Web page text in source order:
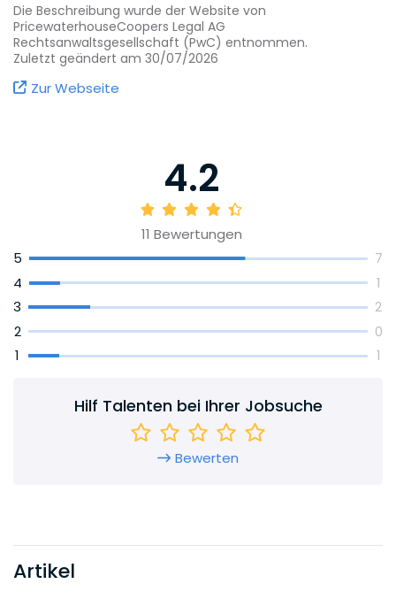
Die Beschreibung wurde der Website von
PricewaterhouseCoopers Legal AG
Rechtsanwaltsgesellschaft (PwC) entnommen.
Zuletzt geändert am 30/07/2026
Zur Webseite
4.2
11 Bewertungen
5
7
4 1
3 2
2 0
1 1
Hilf Talenten bei Ihrer Jobsuche
Bewerten
Artikel